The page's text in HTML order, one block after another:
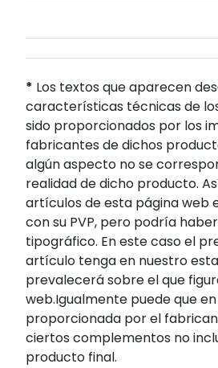
* Los textos que aparecen
características técnicas de
sido proporcionados por los
fabricantes de dichos
algún aspecto no se
realidad de dicho producto.
artículos de esta página web
con su PVP, pero podría
tipográfico. En este caso el
artículo tenga en nuestro
prevalecerá sobre el que
web.Igualmente puede que
proporcionada por el
ciertos complementos no
producto final.